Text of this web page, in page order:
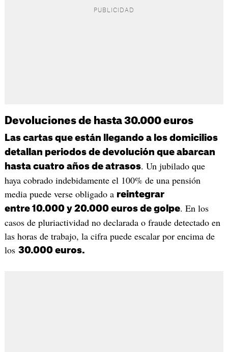
Devoluciones de hasta 30.000 euros
Las cartas que están llegando a los domicilios
detallan periodos de devolución que abarcan
hasta cuatro años de atrasos. Un jubilado que
haya cobrado indebidamente el 100% de una pensión
media puede verse obligado a reintegrar
entre 10.000 y 20.000 euros de golpe. En los
casos de pluriactividad no declarada o fraude detectado en
las horas de trabajo, la cifra puede escalar por encima de
los 30.000 euros.